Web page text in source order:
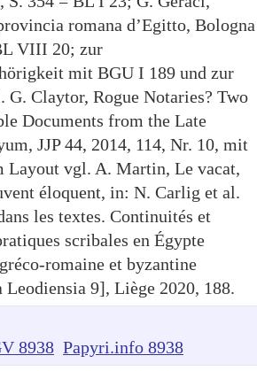
romana d’Egitto, Bologna
VIII 20; zur
mit BGU I 189 und zur
G. Claytor, Rogue Notaries? Two
Documents from the Late
JJP 44, 2014, 114, Nr. 10, mit
Layout vgl. A. Martin, Le vacat,
éloquent, in: N. Carlig et al.
les textes. Continuités et
scribales en Égypte
romaine et byzantine
Leodiensia 9], Liège 2020, 188.
8938 Papyri.info 8938